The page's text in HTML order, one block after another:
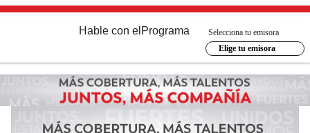
Hable con el Programa
Selecciona tu emisora
Elige tu emisora